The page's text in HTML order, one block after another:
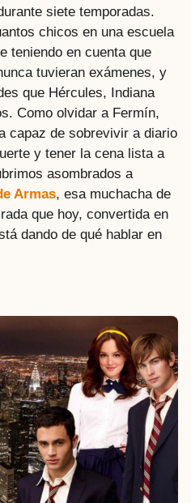
siete temporadas.
chicos en una escuela
teniendo en cuenta que
tuvieran exámenes, y
que Hércules, Indiana
Como olvidar a Fermín,
capaz de sobrevivir a diario
y tener la cena lista a
asombrados a
Armas, esa muchacha de
que hoy, convertida en
dando de qué hablar en